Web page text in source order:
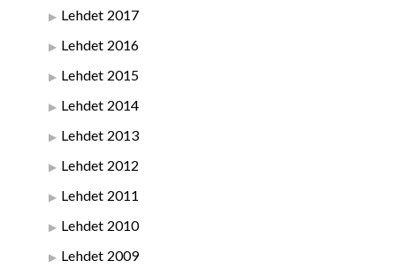
Lehdet 2017
Lehdet 2016
Lehdet 2015
Lehdet 2014
Lehdet 2013
Lehdet 2012
Lehdet 2011
Lehdet 2010
Lehdet 2009